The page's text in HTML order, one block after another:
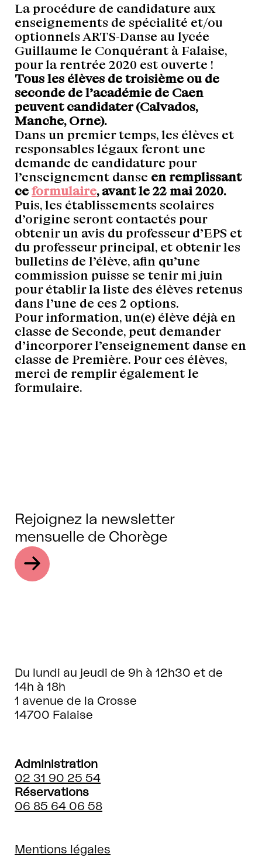
La procédure de candidature aux
enseignements de spécialité et/ou
optionnels ARTS-Danse au lycée
Guillaume le Conquérant à Falaise,
pour la rentrée 2020 est ouverte !
Tous les élèves de troisième ou de
seconde de l’académie de Caen
peuvent candidater (Calvados,
Manche, Orne).
Dans un premier temps, les élèves et
responsables légaux feront une
demande de candidature pour
l’enseignement danse en remplissant
ce formulaire, avant le 22 mai 2020.
Puis, les établissements scolaires
d’origine seront contactés pour
obtenir un avis du professeur d’EPS et
du professeur principal, et obtenir les
bulletins de l’élève, afin qu’une
commission puisse se tenir mi juin
pour établir la liste des élèves retenus
dans l’une de ces 2 options.
Pour information, un(e) élève déjà en
classe de Seconde, peut demander
d’incorporer l’enseignement danse en
classe de Première. Pour ces élèves,
merci de remplir également le
formulaire.
Rejoignez la newsletter
mensuelle de Chorège
Du lundi au jeudi de 9h à 12h30 et de
14h à 18h
1 avenue de la Crosse
14700 Falaise
Administration
02 31 90 25 54
Réservations
06 85 64 06 58
Mentions légales